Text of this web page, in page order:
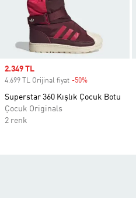
Sale price
2.349 TL
4.699 TL Orijinal fiyat -50%
Superstar 360 Kışlık Çocuk Botu
Çocuk Originals
2 renk